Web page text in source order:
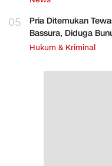
05
Pria Ditemukan
Bassura, Diduga
Hukum & Kriminal